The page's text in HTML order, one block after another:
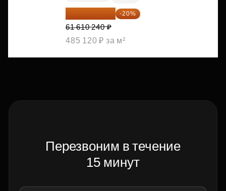
49 288 192 ₽ -20%
61 610 240 ₽
485 120 ₽ за м²
Перезвоним в течение
15 минут